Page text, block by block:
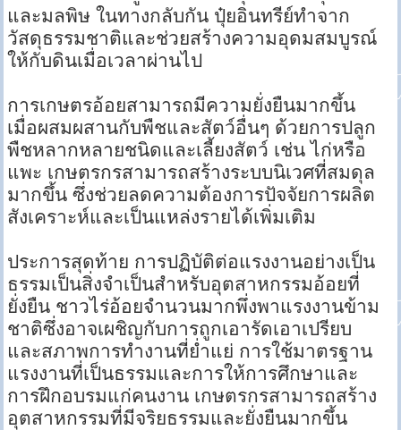
และมลพิษ ในทางกลับกัน ปุ๋ยอินทรีย์ทำจาก
วัสดุธรรมชาติและช่วยสร้างความอุดมสมบูรณ์
ให้กับดินเมื่อเวลาผ่านไป
การเกษตรอ้อยสามารถมีความยั่งยืนมากขึ้น
เมื่อผสมผสานกับพืชและสัตว์อื่นๆ ด้วยการปลูก
พืชหลากหลายชนิดและเลี้ยงสัตว์ เช่น ไก่หรือ
แพะ เกษตรกรสามารถสร้างระบบนิเวศที่สมดุล
มากขึ้น ซึ่งช่วยลดความต้องการปัจจัยการผลิต
สังเคราะห์และเป็นแหล่งรายได้เพิ่มเติม
ประการสุดท้าย การปฏิบัติต่อแรงงานอย่างเป็น
ธรรมเป็นสิ่งจำเป็นสำหรับอุตสาหกรรมอ้อยที่
ยั่งยืน ชาวไร่อ้อยจำนวนมากพึ่งพาแรงงานข้าม
ชาติซึ่งอาจเผชิญกับการถูกเอารัดเอาเปรียบ
และสภาพการทำงานที่ย่ำแย่ การใช้มาตรฐาน
แรงงานที่เป็นธรรมและการให้การศึกษาและ
การฝึกอบรมแก่คนงาน เกษตรกรสามารถสร้าง
อุตสาหกรรมที่มีจริยธรรมและยั่งยืนมากขึ้น